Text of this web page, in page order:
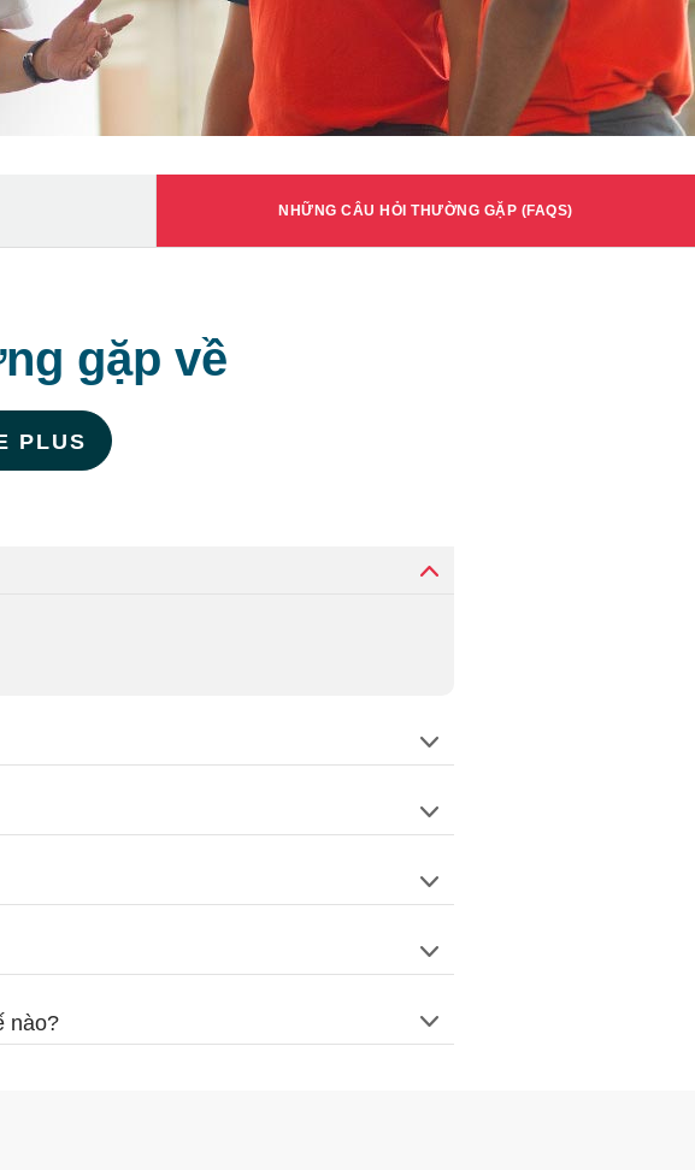
NHỮNG CÂU HỎI THƯỜNG GẶP (FAQS)
gặp về
PLUS
nào?